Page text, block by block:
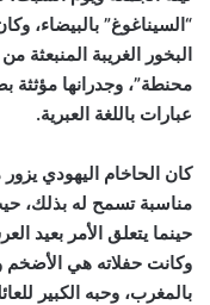
“السيناغوغ” بالبيضاء،
البخور الغريبة المنبعثة
محنطة”، وجدرانها مؤثثة
عبارات باللغة العبرية.
كان الحاخام اليهودي
مناسبة تسمح له بذلك،
حينما يتعلق الأمر بعيد
وكانت حفلاته هي الأضخم
بالمغرب، وحبه الكبير